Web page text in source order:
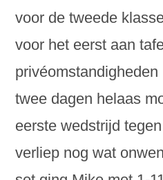
voor de tweede
voor het eerst aan
twee dagen helaas
eerste wedstrijd
verliep nog wat